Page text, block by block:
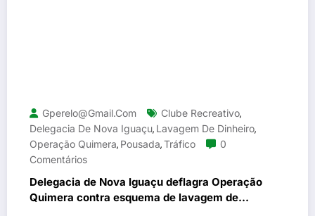
Gperelo@gmail.com Clube Recreativo,
Delegacia De Nova Iguaçu, Lavagem De Dinheiro,
Operação Quimera, Pousada,Tráfico
0
Comentários
Delegacia de Nova Iguaçu deflagra Operação
Quimera contra esquema de lavagem de